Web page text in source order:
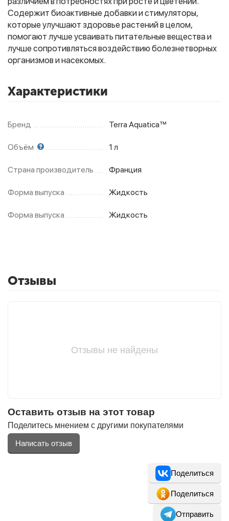
Фитолампы
Содержит биоактивные добавки и стимуляторы,
которые улучшают здоровье растений в целом,
помогают лучше усваивать питательные вещества и
лучше сопротивляться воздействию болезнетворных
организмов и насекомых.
Характеристики
Бренд Terra Aquatica™
Объём 1 л
Страна производитель Франция
Форма выпуска Жидкость
Форма выпуска Жидкость
Отзывы
Отзывы не найдены
Оставить отзыв на этот товар
Поделитесь мнением с другими покупателями
Написать отзыв
Поделиться
Поделиться
Отправить